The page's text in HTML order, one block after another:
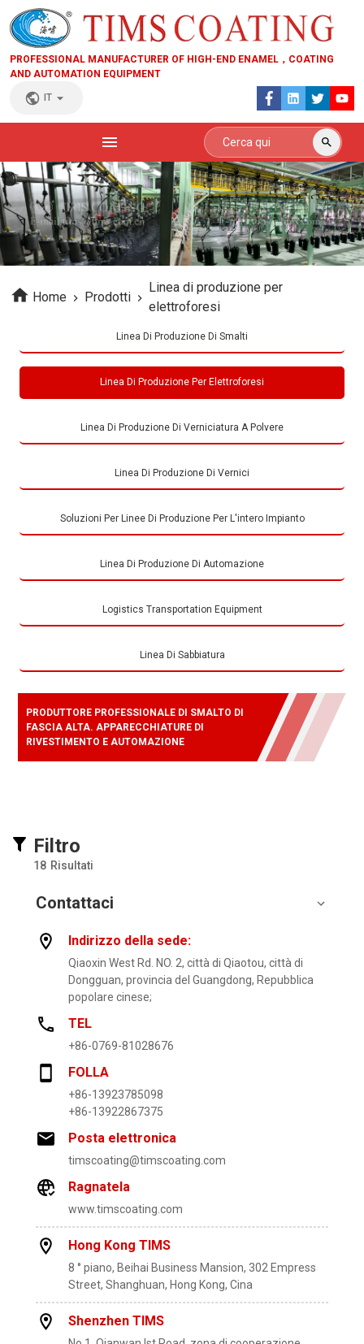
PROFESSIONAL MANUFACTURER OF HIGH-END ENAMEL，COATING
AND AUTOMATION EQUIPMENT
IT
Home Prodotti
Linea di produzione per
elettroforesi
Linea Di Produzione Di Smalti
Linea Di Produzione Per Elettroforesi
Linea Di Produzione Di Verniciatura A Polvere
Linea Di Produzione Di Vernici
Soluzioni Per Linee Di Produzione Per L'intero Impianto
Linea Di Produzione Di Automazione
Logistics Transportation Equipment
Linea Di Sabbiatura
PRODUTTORE PROFESSIONALE DI SMALTO DI
FASCIA ALTA. APPARECCHIATURE DI
RIVESTIMENTO E AUTOMAZIONE
Filtro
18 Risultati
Contattaci
Indirizzo della sede:
Qiaoxin West Rd. NO. 2, città di Qiaotou, città di
Dongguan, provincia del Guangdong, Repubblica
popolare cinese;
TEL
+86-0769-81028676
FOLLA
+86-13923785098
+86-13922867375
Posta elettronica
timscoating@timscoating.com
Ragnatela
www.timscoating.com
Hong Kong TIMS
8 ° piano, Beihai Business Mansion, 302 Empress
Street, Shanghuan, Hong Kong, Cina
Shenzhen TIMS